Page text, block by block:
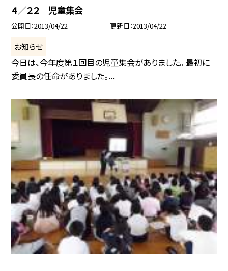
４／２２ 児童集会
公開日 2013/04/22 更新日 2013/04/22
お知らせ
今日は、今年度第１回目の児童集会がありました。 最初に
委員長の任命がありました。...